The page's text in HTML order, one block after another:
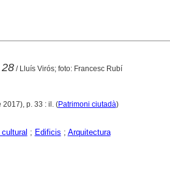
/ Lluís Virós; foto: Francesc Rubí
p. 33 : il. (Patrimoni ciutadà)
; Edificis ; Arquitectura